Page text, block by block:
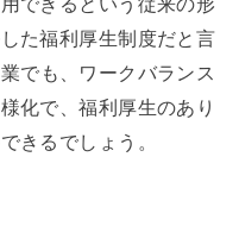
た福利厚生制度だと言
でも、ワークバランス
化で、福利厚生のあり
きるでしょう。